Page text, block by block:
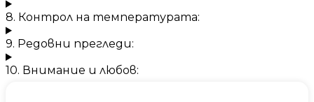
8. Контрол на температурата:
9. Редовни прегледи:
10. Внимание и любов: